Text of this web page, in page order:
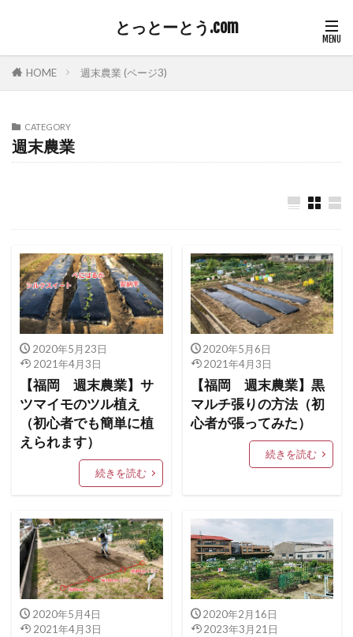
とっとーとう.com
HOME 週末農業 (ページ3)
CATEGORY
週末農業
2020年5月23日
2021年4月3日
【福岡 週末農業】サ
ツマイモのツル植え
（初心者でも簡単に植
えられます）
続きを読む
2020年5月6日
2021年4月3日
【福岡 週末農業】黒
マルチ張りの方法（初
心者が張ってみた）
続きを読む
2020年5月4日
2021年4月3日
2020年2月16日
2023年3月21日